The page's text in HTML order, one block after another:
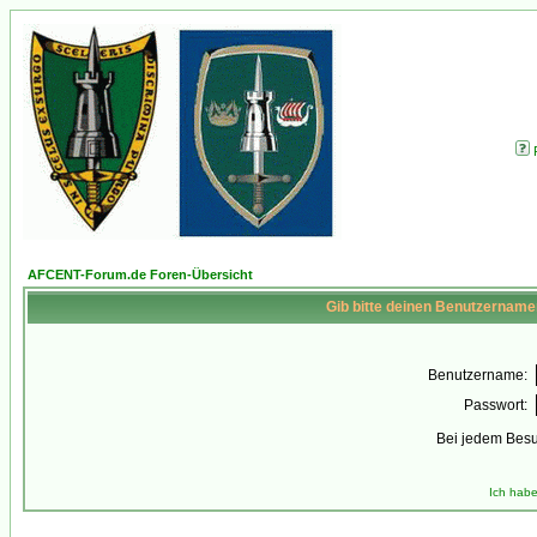
AFCENT-Forum.de Foren-Übersicht
Gib bitte deinen
Benutzername:
Passwort:
Bei jedem
Ich